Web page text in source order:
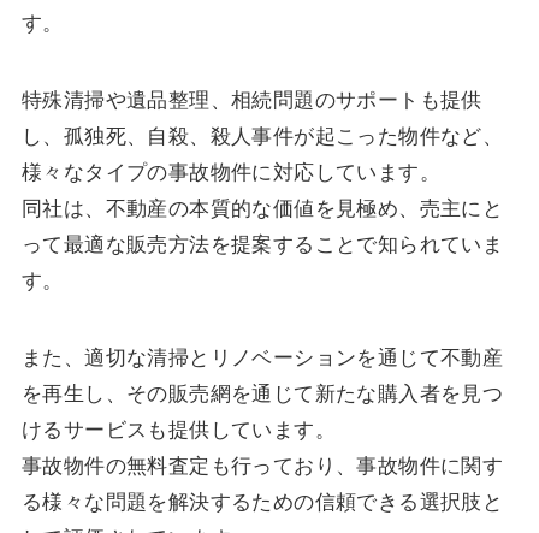
す。
特殊清掃や遺品整理、相続問題のサポートも提供
し、孤独死、自殺、殺人事件が起こった物件など、
様々なタイプの事故物件に対応しています。
同社は、不動産の本質的な価値を見極め、売主にと
って最適な販売方法を提案することで知られていま
す。
また、適切な清掃とリノベーションを通じて不動産
を再生し、その販売網を通じて新たな購入者を見つ
けるサービスも提供しています。
事故物件の無料査定も行っており、事故物件に関す
る様々な問題を解決するための信頼できる選択肢と